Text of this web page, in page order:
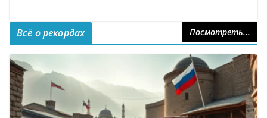
Всё о рекордах Посмотреть...